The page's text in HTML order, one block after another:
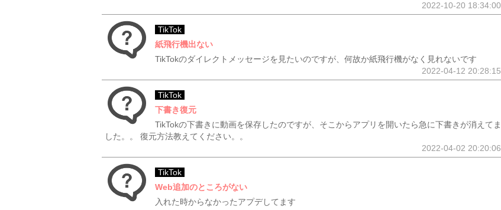
2022-10-20 18:34:00
TikTok
紙飛行機出ない
TikTokのダイレクトメッセージを見たいのですが、何故か紙飛行機がなく見れないです
2022-04-12 20:28:15
TikTok
下書き復元
TikTokの下書きに動画を保存したのですが、そこからアプリを開いたら急に下書きが消えてま
した。。 復元方法教えてください。。
2022-04-02 20:20:06
TikTok
Web追加のところがない
入れた時からなかったアプデしてます